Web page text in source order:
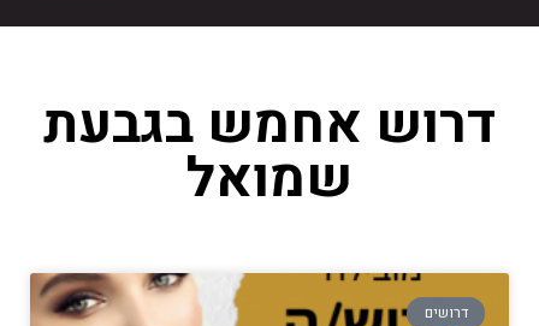
דרוש אחמש בגבעת
שמואל
דרושים